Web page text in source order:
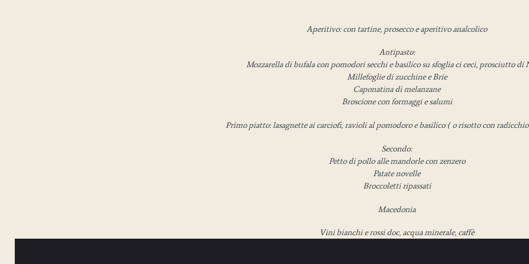
Aperitivo: con tartine, prosecco e aperitivo analcolico
Antipasto:
Mozzarella di bufala con pomodori secchi e basilico su sfoglia ci ceci, prosciutto di
Millefoglie di zucchine e Brie
Caponatina di melanzane
Broscione con formaggi e salumi
Primo piatto: lasagnette ai carciofi, ravioli al pomodoro e basilico ( o risotto con
Secondo:
Petto di pollo alle mandorle con zenzero
Patate novelle
Broccoletti ripassati
Macedonia
Vini bianchi e rossi doc, acqua minerale, caffè